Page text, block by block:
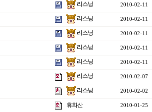
리스닝 2010-02-11
리스닝 2010-02-11
리스닝 2010-02-11
리스닝 2010-02-11
리스닝 2010-02-11
리스닝 2010-02-07
리스닝 2010-02-02
휴화산 2010-01-25